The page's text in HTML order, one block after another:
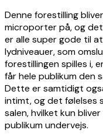
Denne forestilling
microporter på, og
er alle super gode til
lydniveauer, som
forestillingen spilles i,
får hele publikum den
Dette er samtidigt
intimt, og det følelses
salen, hvilket kun
publikum undervejs.